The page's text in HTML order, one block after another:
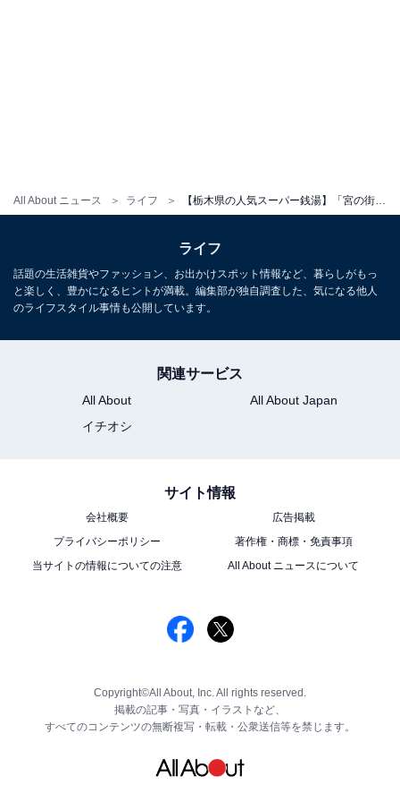
All About ニュース ライフ
ライフ
話題の生活雑貨やファッション、お出かけスポット情報など、暮らしがもっ
と楽しく、豊かになるヒントが満載。編集部が独自調査した、気になる他人
のライフスタイル事情も公開しています。
関連サービス
All About
All About Japan
イチオシ
サイト情報
会社概要
広告掲載
プライバシーポリシー
著作権・商標・免責事項
当サイトの情報についての注意
All About ニュースについて
Copyright©All About, Inc. All rights reserved.
掲載の記事・写真・イラストなど、
すべてのコンテンツの無断複写・転載・公衆送信等を禁じます。